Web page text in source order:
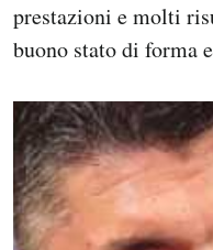
prestazioni e molti
buono stato di forma